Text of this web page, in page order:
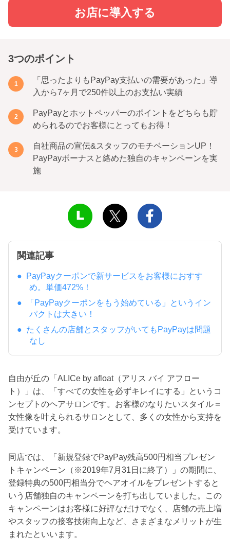
お店に導入する
3つのポイント
「思ったよりもPayPay支払いの需要があった」導
入から7ヶ月で250件以上のお支払い実績
PayPayとホットペッパーのポイントをどちらも貯
められるのでお客様にとってもお得！
自社商品の宣伝&スタッフのモチベーションUP！
PayPayボーナスと絡めた独自のキャンペーンを実
施
関連記事
PayPayクーポンで新サービスをお客様におすす
め。単価472%！
「PayPayクーポンをもう始めている」というイン
パクトは大きい！
たくさんの店舗とスタッフがいてもPayPayは問題
なし
自由が丘の「ALICe by afloat（アリス バイ アフロー
ト）」は、「すべての女性を必ずキレイにする」というコ
ンセプトのヘアサロンです。お客様のなりたいスタイル＝
女性像を叶えられるサロンとして、多くの女性から支持を
受けています。
同店では、「新規登録でPayPay残高500円相当プレゼン
トキャンペーン（※2019年7月31日に終了）」の期間に、
登録特典の500円相当分でヘアオイルをプレゼントすると
いう店舗独自のキャンペーンを打ち出していました。この
キャンペーンはお客様に好評なだけでなく、店舗の売上増
やスタッフの接客技術向上など、さまざまなメリットが生
まれたといいます。